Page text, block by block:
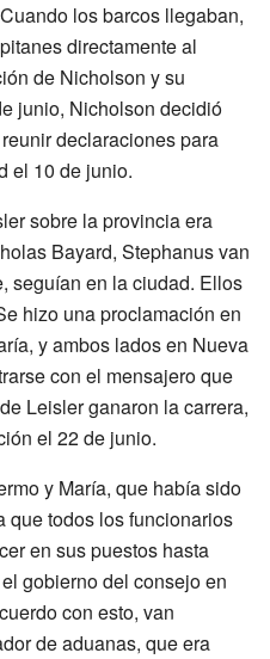
los barcos llegaban,
directamente al
de Nicholson y su
junio, Nicholson decidió
declaraciones para
el 10 de junio.
sobre la provincia era
Bayard, Stephanus van
seguían en la ciudad. Ellos
hizo una proclamación en
y ambos lados en Nueva
con el mensajero que
Leisler ganaron la carrera,
el 22 de junio.
y María, que había sido
que todos los funcionarios
en sus puestos hasta
gobierno del consejo en
con esto, van
de aduanas, que era